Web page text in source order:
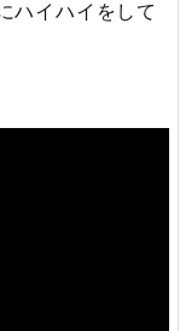
ハイハイをして